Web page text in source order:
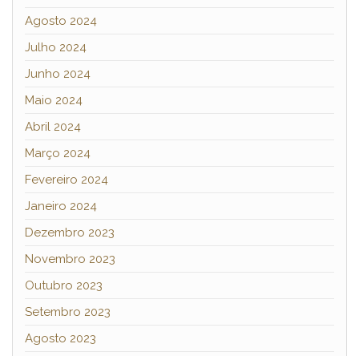
Agosto 2024
Julho 2024
Junho 2024
Maio 2024
Abril 2024
Março 2024
Fevereiro 2024
Janeiro 2024
Dezembro 2023
Novembro 2023
Outubro 2023
Setembro 2023
Agosto 2023